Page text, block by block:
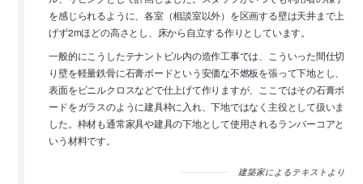
を感じられるように、各室（相談室以外）を区画する壁は天井まで上
げず2mほどの高さとし、床から自立する作りとしています。
一般的にこうしたテナントビル内の造作工事では、こういった間仕切
り壁を軽量鉄骨に石膏ボードという安価な不燃板を張って下地とし、
表面をビニルクロスなどで仕上げて作りますが、ここではその石膏ボ
ードをガラスのように建具枠に入れ、下地ではなく主役として扱いま
した。枠材も通常家具や建具の下地として使用されるランバーコアと
いう材料です。
建築家によるテキストより